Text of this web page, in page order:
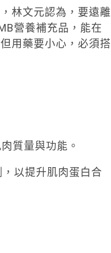
林文元認為，要遠離
營養補充品，能在
用藥要小心，必須搭
質量與功能。
以提升肌肉蛋白合